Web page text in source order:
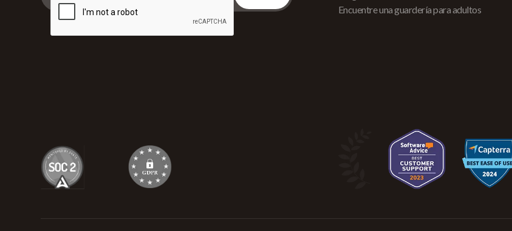
Encuentre una guardería para adultos